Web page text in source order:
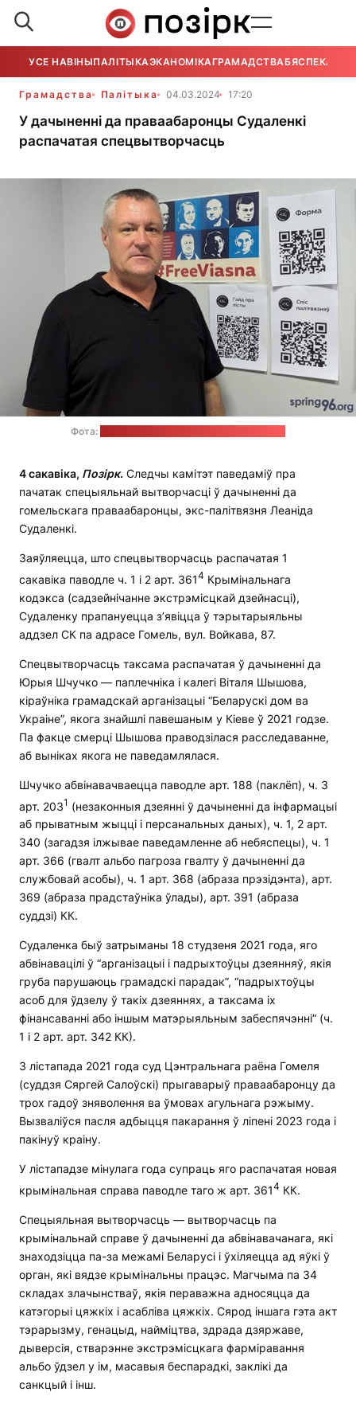
УСЕ НАВІНЫПАЛІТЫКАЭКАНОМІКАГРАМАДСТВАБЯСПЕКА
Грамадства Палітыка 04.03.2024 17:20
У дачыненні да праваабаронцы Судаленкі
распачатая спецвытворчасць
Фота:
4 сакавіка, Позірк. Следчы камітэт паведаміў пра
пачатак спецыяльнай вытворчасці ў дачыненні да
гомельскага праваабаронцы, экс-палітвязня Леаніда
Судаленкі.
Заяўляецца, што спецвытворчасць распачатая 1
сакавіка паводле ч. 1 і 2 арт. 3614 Крымінальнага
кодэкса (садзейнічанне экстрэмісцкай дзейнасці),
Судаленку прапануецца з’явіцца ў тэрытарыяльны
аддзел СК па адрасе Гомель, вул. Войкава, 87.
Спецвытворчасць таксама распачатая ў дачыненні да
Юрыя Шчучко — паплечніка і калегі Віталя Шышова,
кіраўніка грамадскай арганізацыі “Беларускі дом ва
Украіне”, якога знайшлі павешаным у Кіеве ў 2021 годзе.
Па факце смерці Шышова праводзілася расследаванне,
аб выніках якога не паведамлялася.
Шчучко абвінавачваецца паводле арт. 188 (паклёп), ч. 3
арт. 2031 (незаконныя дзеянні ў дачыненні да інфармацыі
аб прыватным жыцці і персанальных даных), ч. 1, 2 арт.
340 (загадзя ілжывае паведамленне аб небяспецы), ч. 1
арт. 366 (гвалт альбо пагроза гвалту ў дачыненні да
службовай асобы), ч. 1 арт. 368 (абраза прэзідэнта), арт.
369 (абраза прадстаўніка ўлады), арт. 391 (абраза
суддзі) КК.
Судаленка быў затрыманы 18 студзеня 2021 года, яго
абвінавацілі ў “арганізацыі і падрыхтоўцы дзеянняў, якія
груба парушаюць грамадскі парадак”, “падрыхтоўцы
асоб для ўдзелу ў такіх дзеяннях, а таксама іх
фінансаванні або іншым матэрыяльным забеспячэнні” (ч.
1 і 2 арт. арт. 342 КК).
3 лістапада 2021 года суд Цэнтральнага раёна Гомеля
(суддзя Сяргей Салоўскі) прыгаварыў праваабаронцу да
трох гадоў зняволення ва ўмовах агульнага рэжыму.
Вызваліўся пасля адбыцця пакарання ў ліпені 2023 года і
пакінуў краіну.
У лістападзе мінулага года супраць яго распачатая новая
крымінальная справа паводле таго ж арт. 3614 КК.
Спецыяльная вытворчасць — вытворчасць па
крымінальнай справе ў дачыненні да абвінавачанага, які
знаходзіцца па-за межамі Беларусі і ўхіляецца ад яўкі ў
орган, які вядзе крымінальны працэс. Магчыма па 34
складах злачынстваў, якія пераважна адносяцца да
катэгорыі цяжкіх і асабліва цяжкіх. Сярод іншага гэта акт
тэрарызму, генацыд, найміцтва, здрада дзяржаве,
дыверсія, стварэнне экстрэмісцкага фарміравання
альбо ўдзел у ім, масавыя беспарадкі, заклікі да
санкцый і інш.